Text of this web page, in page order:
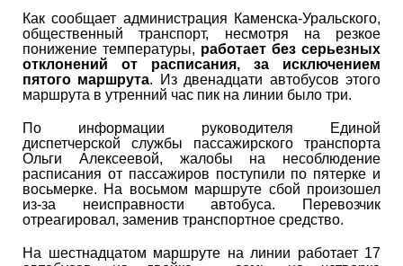
Как сообщает администрация Каменска-Уральского,
общественный транспорт, несмотря на резкое
понижение температуры, работает без серьезных
отклонений от расписания, за исключением
пятого маршрута. Из двенадцати автобусов этого
маршрута в утренний час пик на линии было три.
По информации руководителя Единой
диспетчерской службы пассажирского транспорта
Ольги Алексеевой, жалобы на несоблюдение
расписания от пассажиров поступили по пятерке и
восьмерке. На восьмом маршруте сбой произошел
из-за неисправности автобуса. Перевозчик
отреагировал, заменив транспортное средство.
На шестнадцатом маршруте на линии работает 17